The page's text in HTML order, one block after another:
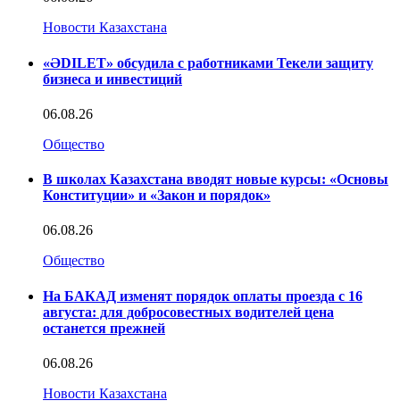
Новости Казахстана
«ӘDILET» обсудила с работниками Текели защиту
бизнеса и инвестиций
06.08.26
Общество
В школах Казахстана вводят новые курсы: «Основы
Конституции» и «Закон и порядок»
06.08.26
Общество
На БАКАД изменят порядок оплаты проезда с 16
августа: для добросовестных водителей цена
останется прежней
06.08.26
Новости Казахстана